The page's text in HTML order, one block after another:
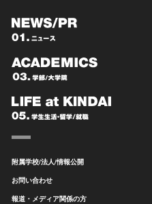
附属学校/法人/情報公開
お問い合わせ
報道・メディア関係の方